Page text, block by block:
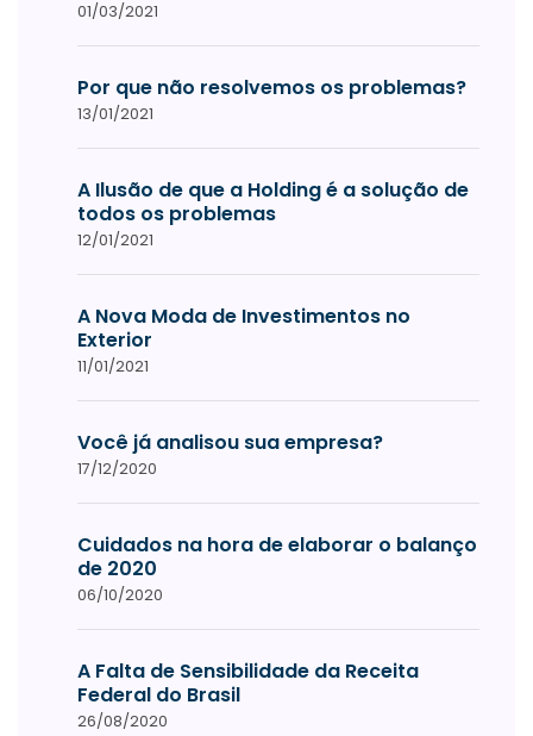
01/03/2021
Por que não resolvemos os problemas?
13/01/2021
A Ilusão de que a Holding é a solução de
todos os problemas
12/01/2021
A Nova Moda de Investimentos no
Exterior
11/01/2021
Você já analisou sua empresa?
17/12/2020
Cuidados na hora de elaborar o balanço
de 2020
06/10/2020
A Falta de Sensibilidade da Receita
Federal do Brasil
26/08/2020